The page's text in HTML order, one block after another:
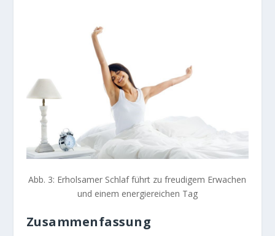
Abb. 3: Erholsamer Schlaf führt zu freudigem Erwachen
und einem energiereichen Tag
Zusammenfassung